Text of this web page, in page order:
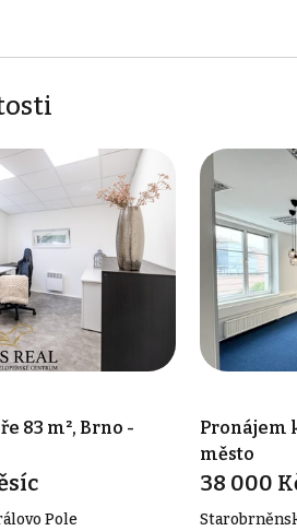
83 m², Brno -
Pole
Pronájem
město
38 000